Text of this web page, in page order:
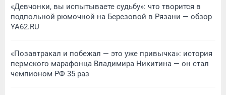
«Девчонки, вы испытываете судьбу»: что творится в
подпольной рюмочной на Березовой в Рязани — обзор
YA62.RU
«Позавтракал и побежал — это уже привычка»: история
пермского марафонца Владимира Никитина — он стал
чемпионом РФ 35 раз